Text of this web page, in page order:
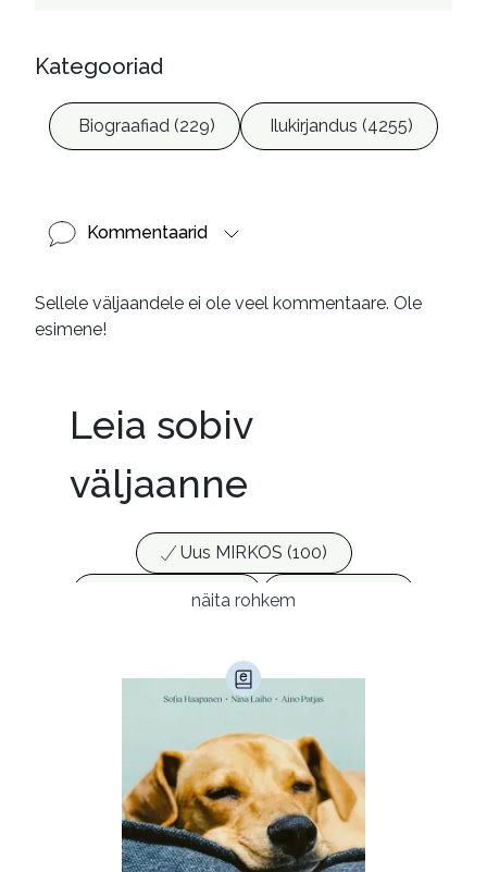
Kategooriad
Biograafiad (229) Ilukirjandus (4255)
Kommentaarid
Sellele väljaandele ei ole veel kommentaare. Ole
esimene!
Leia sobiv
väljaanne
Uus MIRKOS (100)
Populaarsed (25)
Ajakirjad (17)
Armastusromaanid (292)
Biograafiad (229)
Eesti kirjandus (1773)
Ettevõtlus (30)
näita rohkem